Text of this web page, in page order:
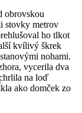
obrovskou
stovky metrov
ho tlkot
kvílivý škrek
nohami.
vycerila dva
na loď
ako domček zo